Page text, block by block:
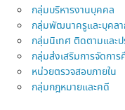
กลุ่มบริหารงานบุคคล
กลุ่มพัฒนาครูและบุคลา
กลุ่มนิเทศ ติดตามและป
กลุ่มส่งเสริมการจัดการ
หน่วยตรวจสอบภายใน
กลุ่มกฎหมายและคดี